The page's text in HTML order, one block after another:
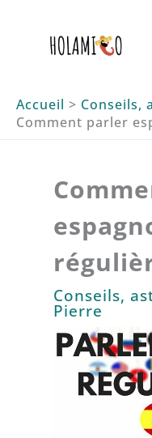
Accueil
Conseils,
Comment parler
Conseils,
Pierre